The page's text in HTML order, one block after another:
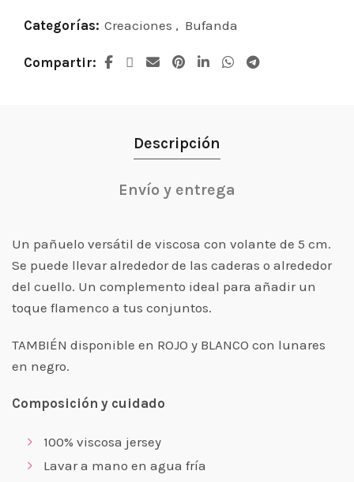
Categorías: Creaciones , Bufanda
Compartir
Descripción
Envío y entrega
Un pañuelo versátil de viscosa con volante de 5 cm.
Se puede llevar alrededor de las caderas o alrededor
del cuello. Un complemento ideal para añadir un
toque flamenco a tus conjuntos.
TAMBIÉN disponible en ROJO y BLANCO con lunares
en negro.
Composición y cuidado
100% viscosa jersey
Lavar a mano en agua fría